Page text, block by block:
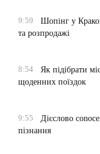
9:59
Шопінг у
та розпродажі
8:54
Як підібрати
щоденних поїздок
9:55
Дієслово
пізнання